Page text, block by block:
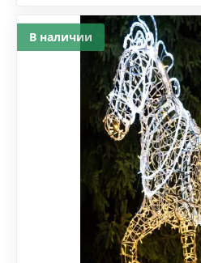
В наличии